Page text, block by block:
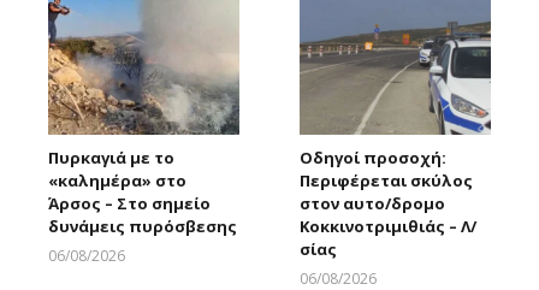
Πυρκαγιά με το
«καλημέρα» στο
Άρσος – Στο σημείο
δυνάμεις πυρόσβεσης
06/08/2026
Οδηγοί προσοχή:
Περιφέρεται σκύλος
στον αυτο/δρομο
Κοκκινοτριμιθιάς – Λ/
σίας
06/08/2026